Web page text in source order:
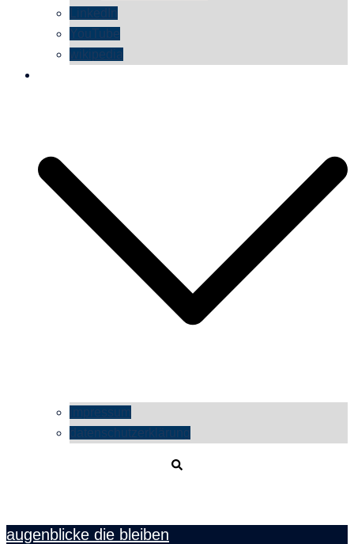
LinkedIn
YouTube
wikipedia
impressum
datenschutzerklärung
augenblicke die bleiben